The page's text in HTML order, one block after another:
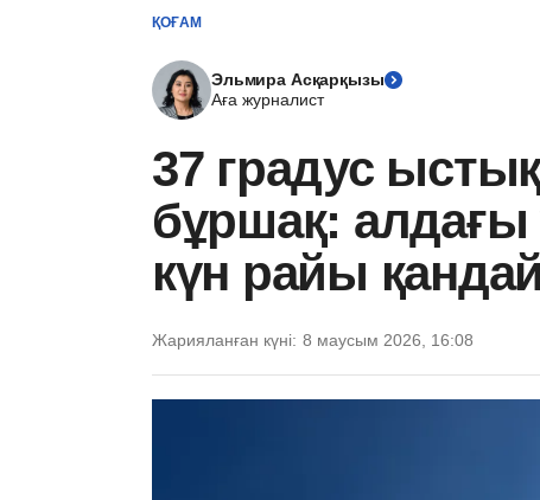
ҚОҒАМ
Эльмира Асқарқызы
Аға журналист
37 градус
бұршақ: алдағы
күн райы
Жарияланған күні: 8 маусым 2026, 16:08